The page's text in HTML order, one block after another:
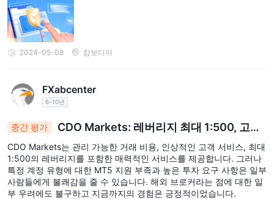
CDO Markets 고객을 위한 어떤 종류의 거래 플랫폼이 있나
요?
CDO Markets은 고객을 위해 CDO TRADER 플랫폼과 MetaTrader
4 (MT4)를 제공합니다.
인가요?
CDO Markets은 전화 (+44 20 3598 8995), 이메일
시징 시스템을 통해 고객 서비스를 제공합니다.
위험 경고
온라인 거래에는 상당한 위험이 따르며, 투자한 자금을 모두 잃을 수
있습니다. 모든 트레이더나 투자자에게 적합하지 않습니다.
2024-05-08 캄보디아
FXabcenter
6-10년
중간 평가
CDO Markets: 레버리지 최대 1:500, 고수
준의 서비스 표준, 해외 고려 사항
CDO Markets는 관리 가능한 거래 비용, 인상적인 고객 서비스, 최대
1:500의 레버리지를 포함한 매력적인 서비스를 제공합니다. 그러나
특정 계정 유형에 대한 MT5 지원 부족과 높은 투자 요구 사항은 일부
사람들에게 불쾌감을 줄 수 있습니다. 해외 브로커라는 점에 대한 일
부 우려에도 불구하고 지금까지의 경험은 긍정적이었습니다.